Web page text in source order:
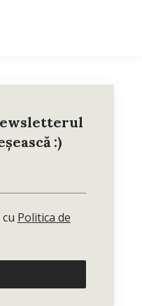
:)
Politica de